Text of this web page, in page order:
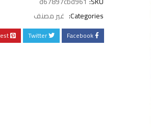
Categories: غير مصنف
Facebook
Twitter